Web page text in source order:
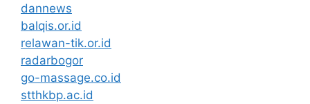
dannews
balqis.or.id
relawan-tik.or.id
radarbogor
go-massage.co.id
stthkbp.ac.id